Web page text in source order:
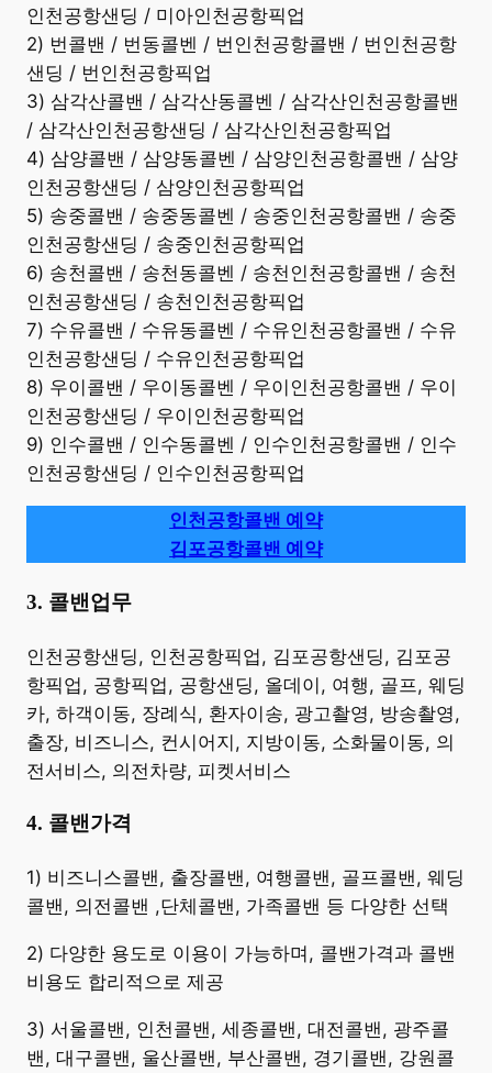
인천공항샌딩 / 미아인천공항픽업
2) 번콜밴 / 번동콜벤 / 번인천공항콜밴 / 번인천공항
샌딩 / 번인천공항픽업
3) 삼각산콜밴 / 삼각산동콜벤 / 삼각산인천공항콜밴
/ 삼각산인천공항샌딩 / 삼각산인천공항픽업
4) 삼양콜밴 / 삼양동콜벤 / 삼양인천공항콜밴 / 삼양
인천공항샌딩 / 삼양인천공항픽업
5) 송중콜밴 / 송중동콜벤 / 송중인천공항콜밴 / 송중
인천공항샌딩 / 송중인천공항픽업
6) 송천콜밴 / 송천동콜벤 / 송천인천공항콜밴 / 송천
인천공항샌딩 / 송천인천공항픽업
7) 수유콜밴 / 수유동콜벤 / 수유인천공항콜밴 / 수유
인천공항샌딩 / 수유인천공항픽업
8) 우이콜밴 / 우이동콜벤 / 우이인천공항콜밴 / 우이
인천공항샌딩 / 우이인천공항픽업
9) 인수콜밴 / 인수동콜벤 / 인수인천공항콜밴 / 인수
인천공항샌딩 / 인수인천공항픽업
인천공항콜밴 예약
김포공항콜밴 예약
3. 콜밴업무
​인천공항샌딩, 인천공항픽업, 김포공항샌딩, 김포공
항픽업, 공항픽업, 공항샌딩, 올데이, 여행, 골프, 웨딩
카, 하객이동, 장례식, 환자이송, 광고촬영, 방송촬영,
출장, 비즈니스, 컨시어지, 지방이동, 소화물이동, 의
전서비스, 의전차량, 피켓서비스
4. 콜밴가격
​1) 비즈니스콜밴, 출장콜밴, 여행콜밴, 골프콜밴, 웨딩
콜밴, 의전콜밴 ,단체콜밴, 가족콜밴 등 다양한 선택
2) 다양한 용도로 이용이 가능하며, 콜밴가격과 콜밴
비용도 합리적으로 제공
3) 서울콜밴, 인천콜밴, 세종콜밴, 대전콜밴, 광주콜
밴, 대구콜밴, 울산콜밴, 부산콜밴, 경기콜밴, 강원콜